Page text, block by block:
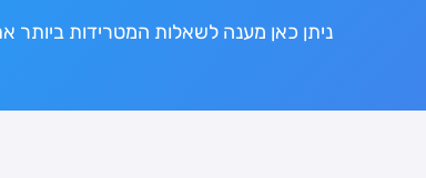
ניתן כאן מענה לשאלות המטרידות